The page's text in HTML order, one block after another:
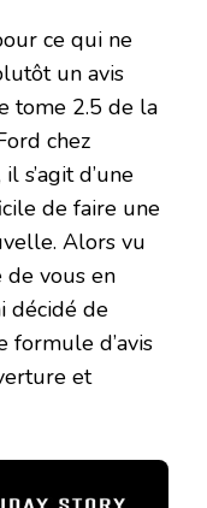
ce qui ne
un avis
tome 2.5 de la
chez
s’agit d’une
de faire une
Alors vu
de vous en
décidé de
formule d’avis
et